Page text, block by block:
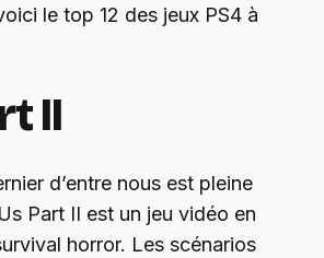
le top 12 des jeux PS4 à
II
d’entre nous est pleine
Part II est un jeu vidéo en
horror. Les scénarios